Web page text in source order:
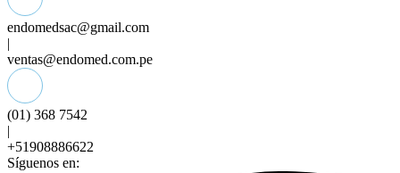
endomedsac@gmail.com
|
ventas@endomed.com.pe
(01) 368 7542
|
+51908886622
Síguenos en: